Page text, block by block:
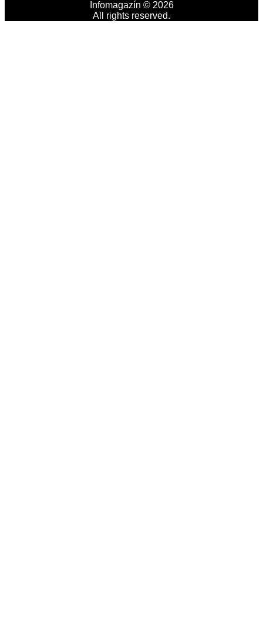
Infomagazín © 2026
All rights reserved.